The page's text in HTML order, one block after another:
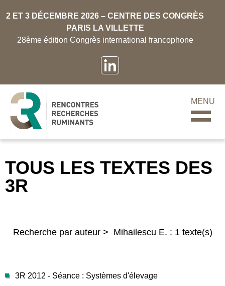
2 ET 3 DÉCEMBRE 2026 – CENTRE DES CONGRÈS
PARIS LA VILLETTE
28ème édition Congrès international francophone
MENU
TOUS LES TEXTES DES
3R
Recherche par auteur > Mihailescu E. : 1 texte(s)
3R 2012 - Séance : Systèmes d'élevage